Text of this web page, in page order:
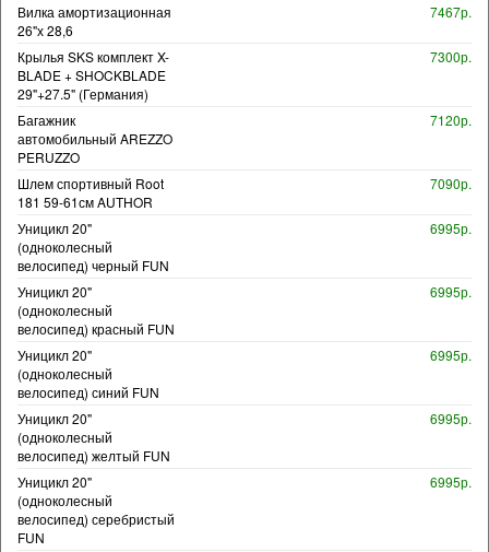
Вилка амортизационная
26"х 28,6
7467р.
Крылья SKS комплект X-
BLADE + SHOCKBLADE
29"+27.5" (Германия)
7300р.
Багажник
автомобильный AREZZO
PERUZZO
7120р.
Шлем спортивный Root
181 59-61см AUTHOR
7090р.
Уницикл 20"
(одноколесный
велосипед) черный FUN
6995р.
Уницикл 20"
(одноколесный
велосипед) красный FUN
6995р.
Уницикл 20"
(одноколесный
велосипед) синий FUN
6995р.
Уницикл 20"
(одноколесный
велосипед) желтый FUN
6995р.
Уницикл 20"
(одноколесный
велосипед) серебристый
FUN
6995р.